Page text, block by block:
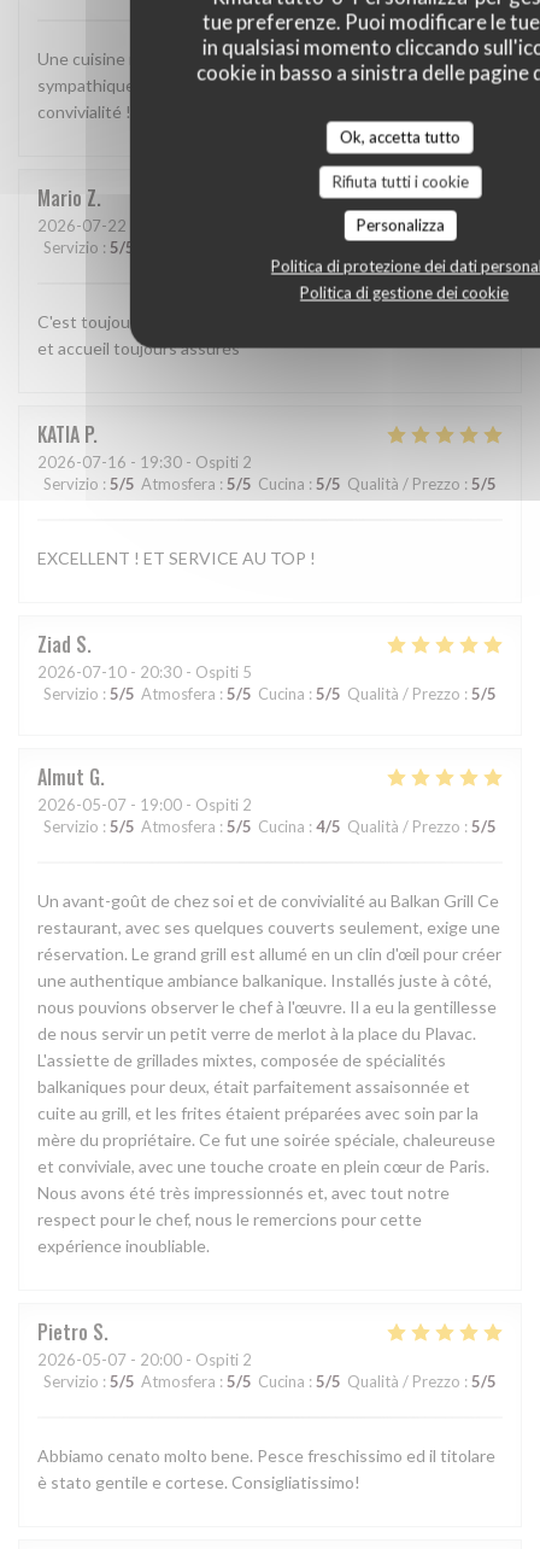
tue preferenze. Puoi modificare le
in qualsiasi momento cliccando
cookie in basso a sinistra delle pagine
Ok, accetta tutto
Rifiuta tutti i cookie
Personalizza
Politica di protezione dei dati
Politica di gestione dei cookie
Une cuisine méditerranéenne bien exécutée. Une ambiance
sympathique. Il ne manque rien pour un moment de
convivialité !
Mario Z
2026-07-22
Servizio : 5/5 Qualità / Prezzo
C'est toujours un délicieux plaisir de diner chez Tony! Qualité
et accueil toujours assurés
KATIA P
2026-07-16 - 19:30 - Ospiti 2
Servizio : 5/5 Atmosfera : 5/5 Cucina : 5/5 Qualità / Prezzo : 5/5
EXCELLENT ! ET SERVICE AU TOP !
Ziad S
2026-07-10 - 20:30 - Ospiti 5
Servizio : 5/5 Atmosfera : 5/5 Cucina : 5/5 Qualità / Prezzo : 5/5
Almut G
2026-05-07 - 19:00 - Ospiti 2
Servizio : 5/5 Atmosfera : 5/5 Cucina : 4/5 Qualità / Prezzo : 5/5
Un avant-goût de chez soi et de convivialité au Balkan Grill Ce
restaurant, avec ses quelques couverts seulement, exige une
réservation. Le grand grill est allumé en un clin d'œil pour créer
une authentique ambiance balkanique. Installés juste à côté,
nous pouvions observer le chef à l'œuvre. Il a eu la gentillesse
de nous servir un petit verre de merlot à la place du Plavac.
L'assiette de grillades mixtes, composée de spécialités
balkaniques pour deux, était parfaitement assaisonnée et
cuite au grill, et les frites étaient préparées avec soin par la
mère du propriétaire. Ce fut une soirée spéciale, chaleureuse
et conviviale, avec une touche croate en plein cœur de Paris.
Nous avons été très impressionnés et, avec tout notre
respect pour le chef, nous le remercions pour cette
expérience inoubliable.
Pietro S
2026-05-07 - 20:00 - Ospiti 2
Servizio : 5/5 Atmosfera : 5/5 Cucina : 5/5 Qualità / Prezzo : 5/5
Abbiamo cenato molto bene. Pesce freschissimo ed il titolare
è stato gentile e cortese. Consigliatissimo!